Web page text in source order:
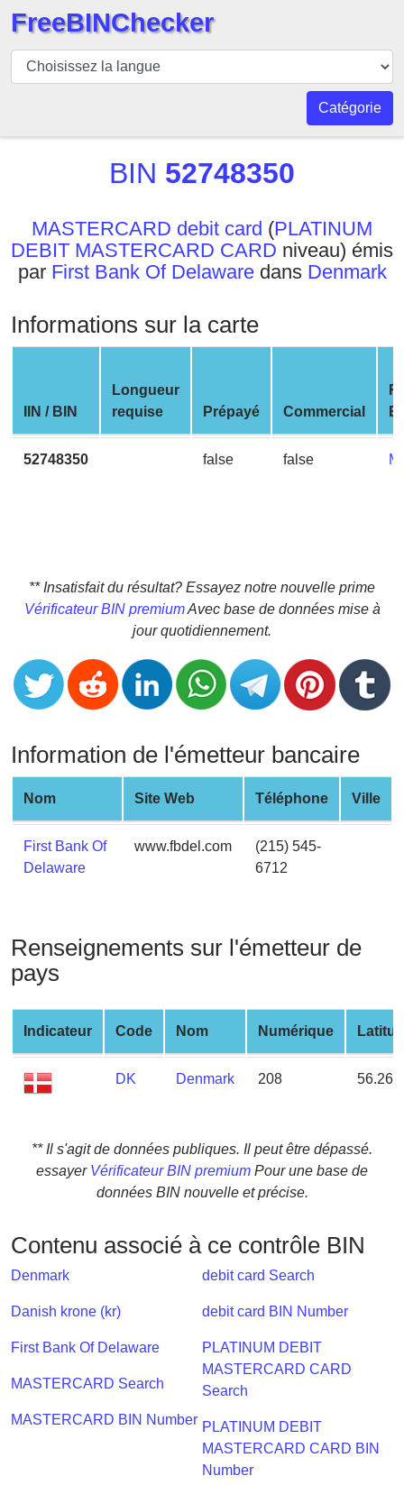
BIN
Vérificateur
API
BIN
Generator
BIN
Checker
CC
Generator
from
Banks
Credit
Card
Random
Credit
Card
Generate
Credit
Card
from
BIN
Credit
Service
What
is
My
IP
Address
Lookup
/
Validator
FreeBINChecker
Catégorie
BIN 52748350
MASTERCARD debit card (PLATINUM
DEBIT MASTERCARD CARD niveau) émis
par First Bank Of Delawaredans Denmark
Informations sur la carte
IIN / BIN
Longueur
requise
Prépayé Commercial
52748350 false false
** Insatisfait du résultat? Essayez notre nouvelle prime
Vérificateur BIN premiumAvec base de données mise à
jour quotidiennement.
Information de l'émetteur bancaire
Nom Site Web Téléphone Ville
First Bank Of
Delaware
www.fbdel.com
(215) 545-
6712
Renseignements sur l'émetteur de
pays
Indicateur Code Nom Numérique
DK Denmark 208
** Il s'agit de données publiques. Il peut être dépassé.
essayer Vérificateur BIN premium Pour une base de
données BIN nouvelle et précise.
Contenu associé à ce contrôle BIN
Denmark
Danish krone (kr)
First Bank Of Delaware
MASTERCARD Search
MASTERCARD BIN Number
debit card Search
debit card BIN Number
PLATINUM DEBIT
MASTERCARD CARD
Search
PLATINUM DEBIT
MASTERCARD CARD BIN
Number